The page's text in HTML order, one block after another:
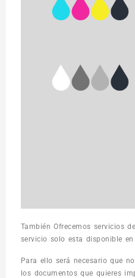
También Ofrecemos servicios
servicio solo esta disponible en
Para ello será necesario que
los documentos que quieres